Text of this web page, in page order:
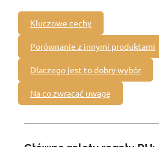
Kluczowe cechy
Porównanie z innymi produktami
Dlaczego jest to dobry wybór
Na co zwracać uwagę